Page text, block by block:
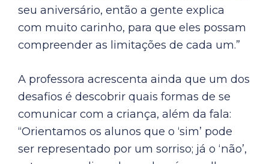
seu aniversário, então a gente explica
com muito carinho, para que eles possam
compreender as limitações de cada um.”
A professora acrescenta ainda que um dos
desafios é descobrir quais formas de se
comunicar com a criança, além da fala:
“Orientamos os alunos que o ‘sim’ pode
ser representado por um sorriso; já o ‘não’,